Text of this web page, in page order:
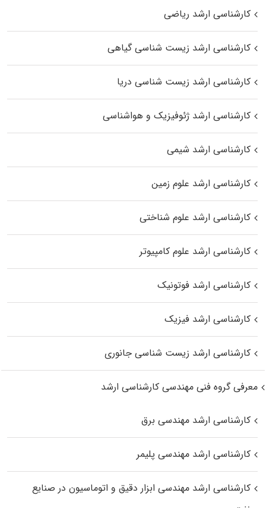
کارشناسی ارشد ریاضی
کارشناسی ارشد زیست‌ شناسی گیاهی
کارشناسی ارشد زیست‌ شناسی دریا
کارشناسی ارشد ژئوفیزیک و هواشناسی
کارشناسی ارشد شیمی
کارشناسی ارشد علوم زمین
کارشناسی ارشد علوم شناختی
کارشناسی ارشد علوم کامپیوتر
کارشناسی ارشد فوتونیک
کارشناسی ارشد فیزیک
کارشناسی ارشد زیست‌ شناسی جانوری
معرفی گروه فنی مهندسی کارشناسی ارشد
کارشناسی ارشد مهندسی برق
کارشناسی ارشد مهندسی پلیمر
کارشناسی ارشد مهندسی ابزار دقیق و اتوماسیون در صنایع